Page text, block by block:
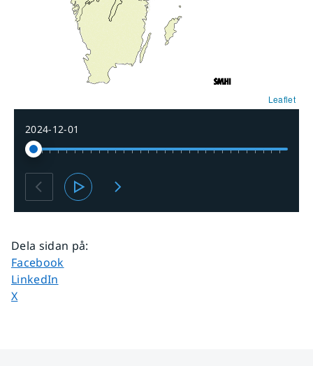
Leaflet
2024-12-01
Dela sidan på:
Dela sidan på
Facebook
Dela sidan på
LinkedIn
Dela sidan på
X